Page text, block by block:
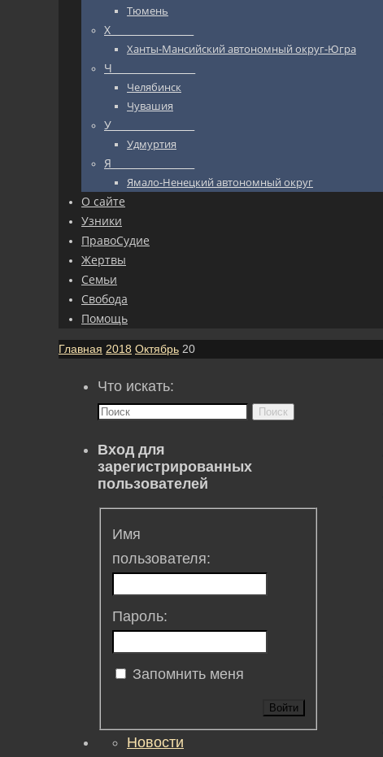
Тюмень
Х_________________
Ханты-Мансийский автономный округ-Югра
Ч_________________
Челябинск
Чувашия
У_________________
Удмуртия
Я_________________
Ямало-Ненецкий автономный округ
О сайте
Узники
ПравоСудие
Жертвы
Семьи
Свобода
Помощь
Главная 2018 Октябрь 20
Что искать:
Поиск
Вход для
зарегистрированных
пользователей
Имя
пользователя:
Пароль:
Запомнить меня
Войти
Новости